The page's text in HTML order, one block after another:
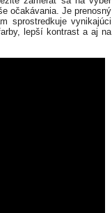
očakávania. Je prenosný
sprostredkuje vynikajúci
lepší kontrast a aj na